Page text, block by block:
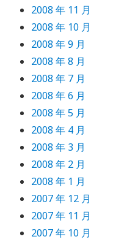
2008 年 11 月
2008 年 10 月
2008 年 9 月
2008 年 8 月
2008 年 7 月
2008 年 6 月
2008 年 5 月
2008 年 4 月
2008 年 3 月
2008 年 2 月
2008 年 1 月
2007 年 12 月
2007 年 11 月
2007 年 10 月